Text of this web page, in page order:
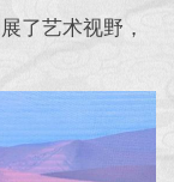
了艺术视野，